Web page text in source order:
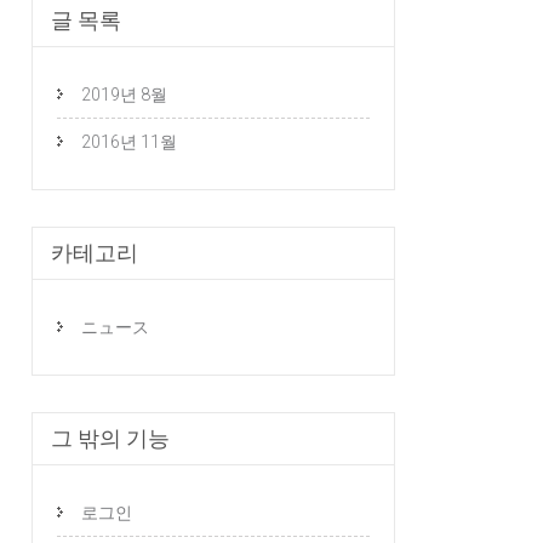
글 목록
2019년 8월
2016년 11월
카테고리
ニュース
그 밖의 기능
로그인